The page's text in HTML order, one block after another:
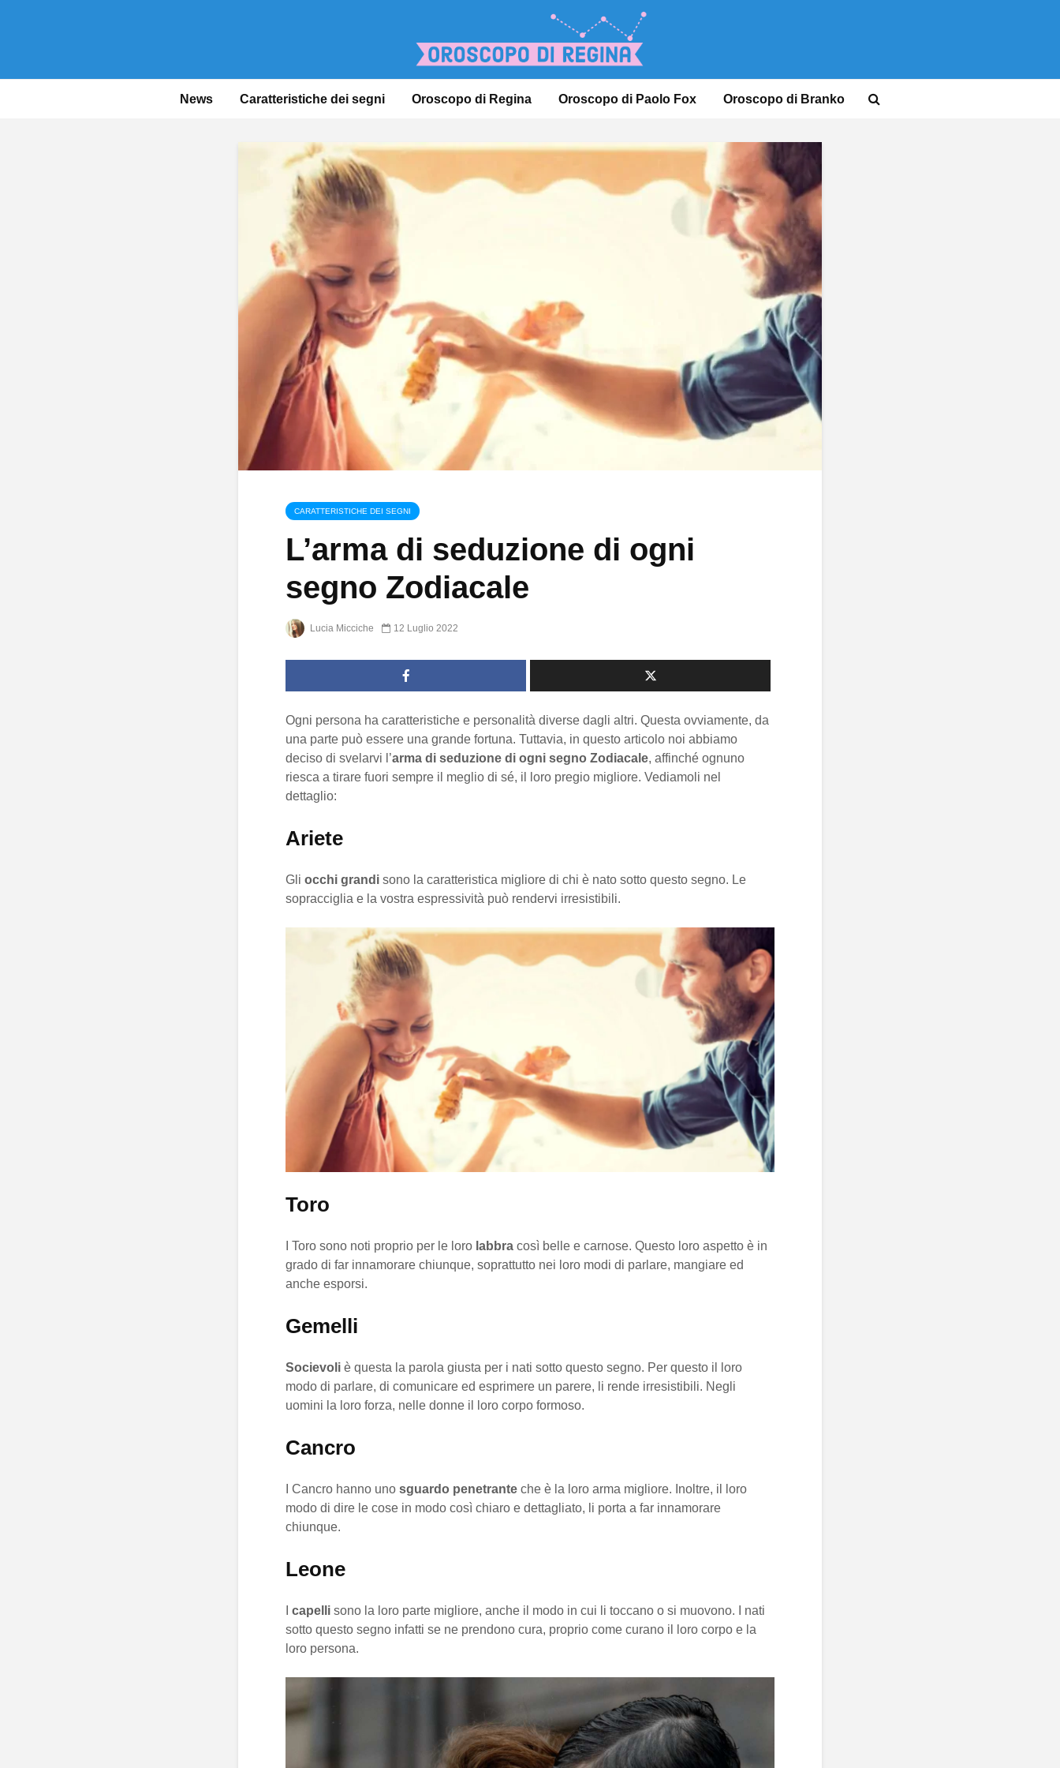
News Caratteristiche dei segni Oroscopo di Regina Oroscopo di Paolo Fox Oroscopo di Branko
CARATTERISTICHE DEI SEGNI
L’arma di seduzione di ogni
segno Zodiacale
Lucia Micciche 12 Luglio 2022
Ogni persona ha caratteristiche e personalità diverse dagli altri. Questa ovviamente, da
una parte può essere una grande fortuna. Tuttavia, in questo articolo noi abbiamo
deciso di svelarvi l’arma di seduzione di ogni segno Zodiacale, affinché ognuno
riesca a tirare fuori sempre il meglio di sé, il loro pregio migliore. Vediamoli nel
dettaglio:
Ariete
Gli occhi grandi sono la caratteristica migliore di chi è nato sotto questo segno. Le
sopracciglia e la vostra espressività può rendervi irresistibili.
Toro
I Toro sono noti proprio per le loro labbra così belle e carnose. Questo loro aspetto è in
grado di far innamorare chiunque, soprattutto nei loro modi di parlare, mangiare ed
anche esporsi.
Gemelli
Socievoli è questa la parola giusta per i nati sotto questo segno. Per questo il loro
modo di parlare, di comunicare ed esprimere un parere, li rende irresistibili. Negli
uomini la loro forza, nelle donne il loro corpo formoso.
Cancro
I Cancro hanno uno sguardo penetrante che è la loro arma migliore. Inoltre, il loro
modo di dire le cose in modo così chiaro e dettagliato, li porta a far innamorare
chiunque.
Leone
capelli sono la loro parte migliore, anche il modo in cui li toccano o si muovono. I nati
sotto questo segno infatti se ne prendono cura, proprio come curano il loro corpo e la
loro persona.